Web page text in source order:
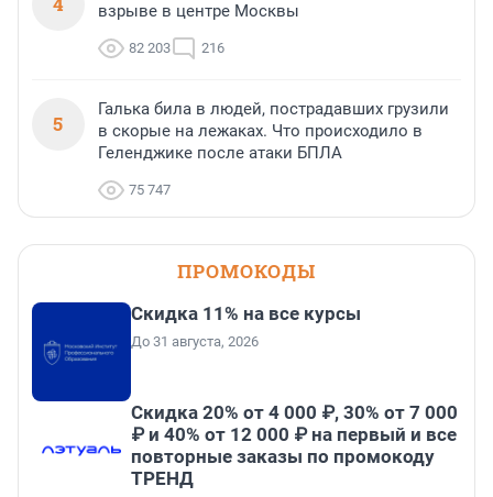
взрыве в центре Москвы
82 203 216
5
Галька била в людей, пострадавших грузили
в скорые на лежаках. Что происходило в
Геленджике после атаки БПЛА
75 747
ПРОМОКОДЫ
Скидка 11% на все курсы
До 31 августа, 2026
Скидка 20% от 4 000 ₽, 30% от 7 000
₽ и 40% от 12 000 ₽ на первый и все
повторные заказы по промокоду
ТРЕНД